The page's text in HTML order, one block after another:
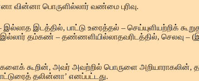
வின்னா பொருளில்லார் வண்மை புரிவு.
இடத்தில், பாட்டு உரைத்தல் – செய்யுளியற்றிக்
இல்லார் தம்கண் – தண்ணளியில்லாதவரிடத்தில், செலவு
கூறின், அவர் அவற்றில் பொருளை
தலின்னா’ எனப்பட்டது.